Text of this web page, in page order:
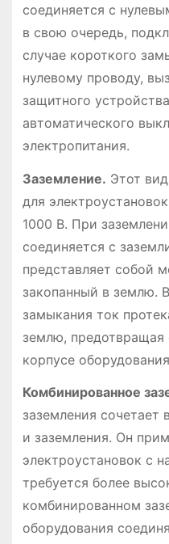
соединяется с
в свою очередь,
случае короткого
нулевому проводу,
защитного
автоматического
электропитания.
Заземление. Этот
для
1000 В. При
соединяется с
представляет собой
закопанный в землю.
замыкания ток
землю, предотвращая
корпусе
Комбинированное
заземления сочетает
и заземления. Он
электроустановок с
требуется более
комбинированном
оборудования